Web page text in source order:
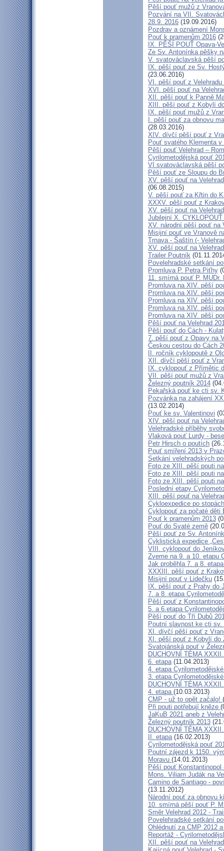
Pěší pouť mužů z
Pozvání na VII.
28.9. 2016 (19.09.2016)
Pozdrav a oznámení
Pouť k pramenům 2016
IX. PĚŠÍ POUŤ Opava-
Ze Sv. Antonínka pěšky
V. svatováclavská pěší
IX. pěší pouť ze Sv.
(23.06.2016)
VI. pěší pouť z
XVI. pěší pouť na
XII. pěší pouť k Panně
XIII. pěší pouť z Kobylí
IX. pěší pouť mužů z
I. pěší pouť za obnovu
(28.03.2016)
XIV. dívčí pěší pouť z
Pouť svatého Klementa
Pěší pouť Velehrad –
Cyrilometodějská pouť
VI.svatováclavská pěší
Pěší pouť ze Sloupu do
XV. pěší pouť na
(06.08.2015)
V. pěší pouť za Křtin do
XXXV. pěší pouť z
XV. pěší pouť na
Jubilejní X.
XV. národní pěší pouť na
Misijní pouť ve Vranově
Trnava - Šaštín (-
XV. pěší pouť na
Trailer Poutník
Povelehradské setkání
Promluva P. Petra Piťhy
11. smírná pouť P.
Promluva na XIV. pěší
Promluva na XIV. pěší
Promluva na XIV. pěší
Promluva na XIV. pěší
Promluva na XIV. pěší
Pěší pouť na Velehrad
Pěší pouť do Cách -
7. pěší pouť z Opavy na
Českou cestou do Cách
II. ročník cyklopoutě z
XII. dívčí pěší pouť z
IX. cyklopouť z Přímětic
VII. pěší pouť mužů z
Železný poutník 2014
Pekařská pouť ke cti sv.
Pozvánka na zahájení
(13.02.2014)
Pouť ke sv. Valentinovi
XIV. pěší pouť na
Velehradské příběhy
Vlaková pouť Lurdy -
Petr Hirsch o poutích
Pouť smíření 2013 v
Setkání velehradských
Foto ze XIII. pěší pouti
Foto ze XIII. pěší pouti
Foto ze XIII. pěší pouti
Poslední etapy
XIII. pěší pouť na
Cykloexpedice po
Cyklopouť za počaté děti
Pouť k pramenům 2013
Pouť do Svaté země
Pěší pouť ze Sv.
Cyklistická expedice
VIII. cyklopouť do
Zveme na 9. a 10. etapu
Jak proběhla 7. a 8.
XXXIII. pěší pouť z
Misijní pouť v Lidečku
IX. pěší pouť z Prahy do
7. a 8. etapa
Pěší pouť z
5. a 6.etapa
Pěší pouť do Tří Dubů
Poutní slavnost ke cti sv.
XI. dívčí pěší pouť z
XI. pěší pouť z Kobylí do
Svatojánská pouť v
DUCHOVNÍ TÉMA
6. etapa(11.04.2013)
4. etapa
3. etapa
DUCHOVNÍ TÉMA
4. etapa (10.03.2013)
CMP - už to opět začalo!
Při pouti potřebují kněze
JaKuB 2021 aneb z
Železný poutník 2013
DUCHOVNÍ TÉMA
II. etapa(16.02.2013)
Cyrilometodějská pouť
Poutní zájezd k 1150.
Moravu (14.01.2013)
Pěší pouť Konstantinopol
Mons. Viliam Judák na
Camino de Santiago -
(13.11.2012)
Národní pouť za obnovu
10. smírná pěší pouť P.
Směr Velehrad 2012 -
Povelehradské setkání
Ohlédnutí za CMP 2012
Reportáž -
XII. pěší pouť na